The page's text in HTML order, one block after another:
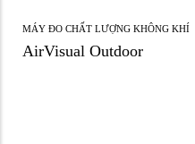
MÁY ĐO CHẤT LƯỢNG KHÔNG KHÍ
AirVisual Outdoor